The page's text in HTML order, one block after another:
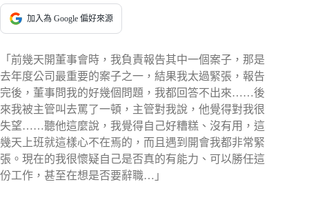
加入為 Google 偏好來源
「前幾天開董事會時，我負責報告其中一個案子，那是
去年度公司最重要的案子之一，結果我太過緊張，報告
完後，董事問我的好幾個問題，我都回答不出來……後
來我被主管叫去罵了一頓，主管對我說，他覺得對我很
失望……聽他這麼說，我覺得自己好糟糕、沒有用，這
幾天上班就這樣心不在焉的，而且遇到開會我都非常緊
張。現在的我很懷疑自己是否真的有能力、可以勝任這
份工作，甚至在想是否要辭職…」